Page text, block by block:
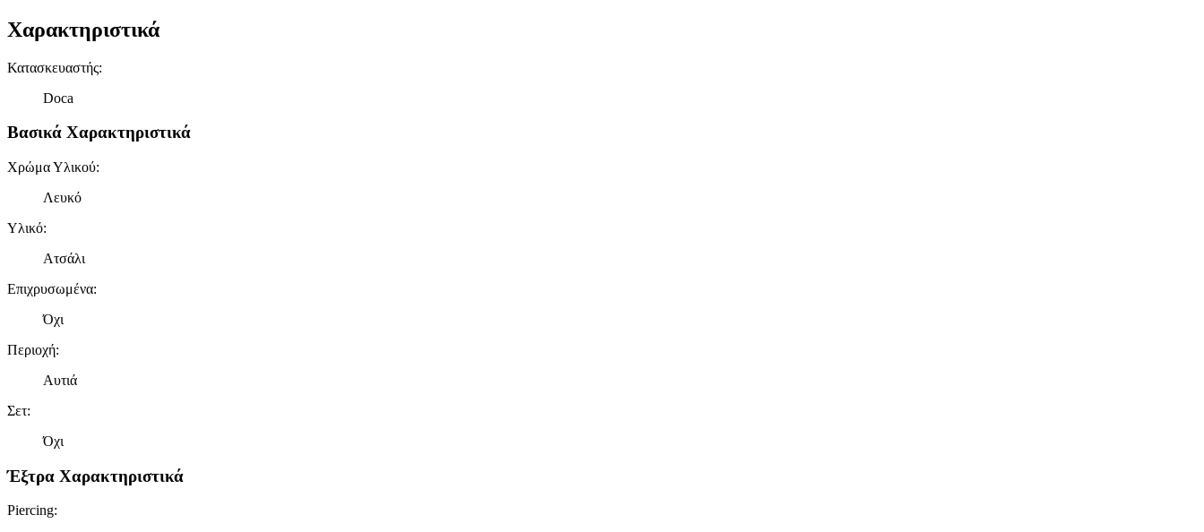
Χαρακτηριστικά
Κατασκευαστής:
Doca
Βασικά Χαρακτηριστικά
Χρώμα Υλικού:
Λευκό
Υλικό:
Ατσάλι
Επιχρυσωμένα:
Όχι
Περιοχή:
Αυτιά
Σετ:
Όχι
Έξτρα Χαρακτηριστικά
Piercing: